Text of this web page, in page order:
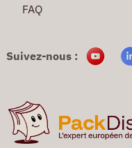
FAQ
Suivez-nous :